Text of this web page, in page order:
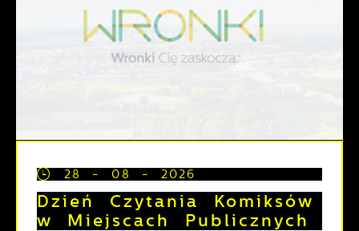
28 - 08 - 2026
Dzień Czytania Komiksów
w Miejscach Publicznych